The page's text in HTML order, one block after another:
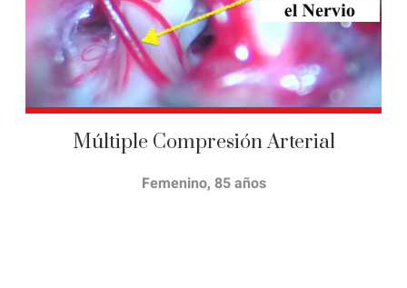
Múltiple Compresión Arterial
Femenino, 85 años